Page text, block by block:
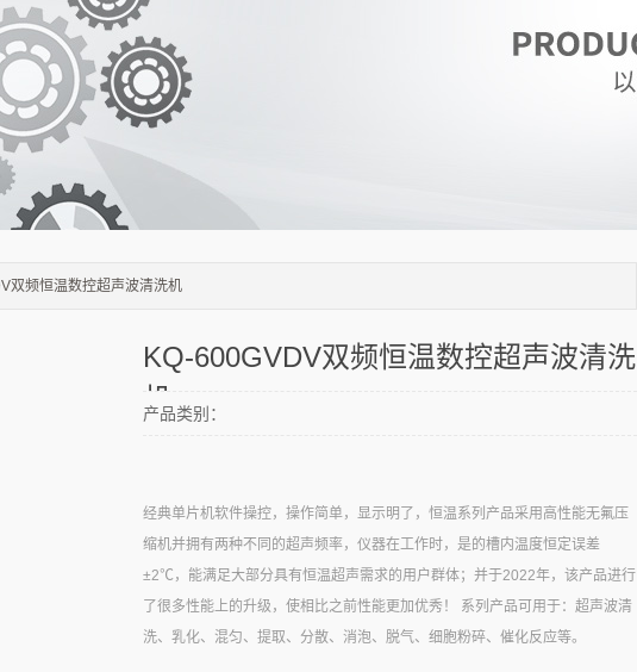
双频恒温数控超声波清洗机
KQ-600GVDV双频恒温数控超声波清洗
机
产品类别：
经典单片机软件操控，操作简单，显示明了，恒温系列产品采用高性能无氟压
缩机并拥有两种不同的超声频率，仪器在工作时，是的槽内温度恒定误差
±2℃，能满足大部分具有恒温超声需求的用户群体；并于2022年，该产品进行
了很多性能上的升级，使相比之前性能更加优秀！ 系列产品可用于：超声波清
洗、乳化、混匀、提取、分散、消泡、脱气、细胞粉碎、催化反应等。